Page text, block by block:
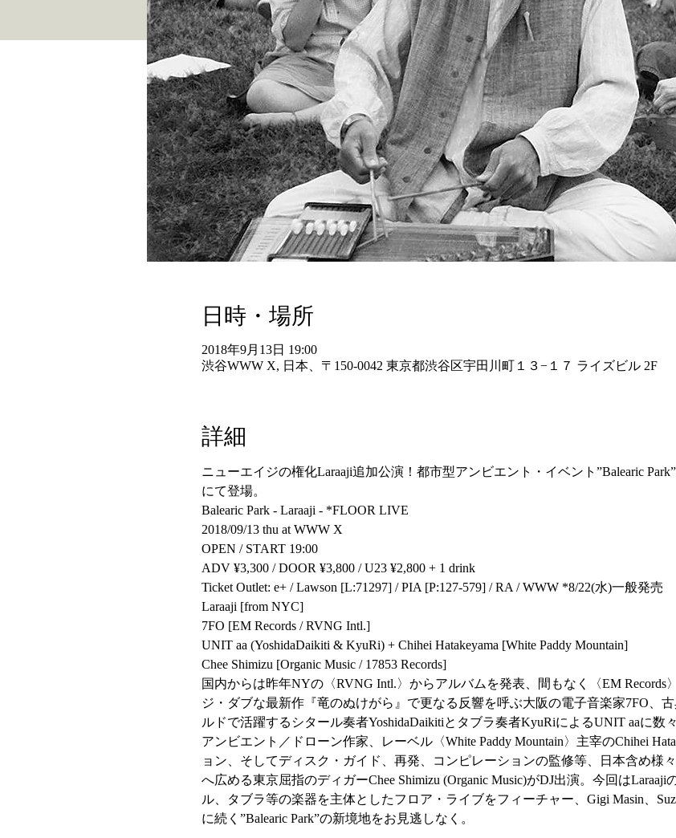
日時・場所
2018年9月13日 19:00
渋谷WWW X, 日本、〒150-0042 東京都渋谷区宇田川町１３−１７ ライズビル 2F
詳細
ニューエイジの権化Laraaji追加公演！都市型アンビエント・イベント”Balearic
にて登場。
Balearic Park - Laraaji - *FLOOR LIVE
2018/09/13 thu at WWW X
OPEN / START 19:00
ADV ¥3,300 / DOOR ¥3,800 / U23 ¥2,800 + 1 drink
Ticket Outlet: e+ / Lawson [L:71297] / PIA [P:127-579] / RA / WWW *8/22(水)一般発売
Laraaji [from NYC]
7FO [EM Records / RVNG Intl.]
UNIT aa (YoshidaDaikiti & KyuRi) + Chihei Hatakeyama [White Paddy Mountain]
Chee Shimizu [Organic Music / 17853 Records]
国内からは昨年NYの〈RVNG Intl.〉からアルバムを発表、間もなく〈EM Records
ジ・ダブな最新作『竜のぬけがら』で更なる反響を呼ぶ大阪の電子音楽家7FO、
ルドで活躍するシタール奏者YoshidaDaikitiとタブラ奏者KyuRiによるUNIT aaに数
アンビエント／ドローン作家、レーベル〈White Paddy Mountain〉主宰のChihei
ョン、そしてディスク・ガイド、再発、コンピレーションの監修等、日本含め様
へ広める東京屈指のディガーChee Shimizu (Organic Music)がDJ出演。今回は
ル、タブラ等の楽器を主体としたフロア・ライブをフィーチャー、Gigi Masin、
に続く”Balearic Park”の新境地をお見逃しなく。